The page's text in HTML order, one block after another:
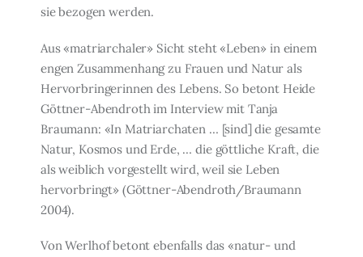
sie bezogen werden.
Aus «matriarchaler» Sicht steht «Leben» in einem
engen Zusammenhang zu Frauen und Natur als
Hervorbringerinnen des Lebens. So betont Heide
Göttner-Abendroth im Interview mit Tanja
Braumann: «In Matriarchaten … [sind] die gesamte
Natur, Kosmos und Erde, … die göttliche Kraft, die
als weiblich vorgestellt wird, weil sie Leben
hervor­bringt» (Göttner-Abendroth/Braumann
2004).
Von Werlhof betont ebenfalls das «natur- und